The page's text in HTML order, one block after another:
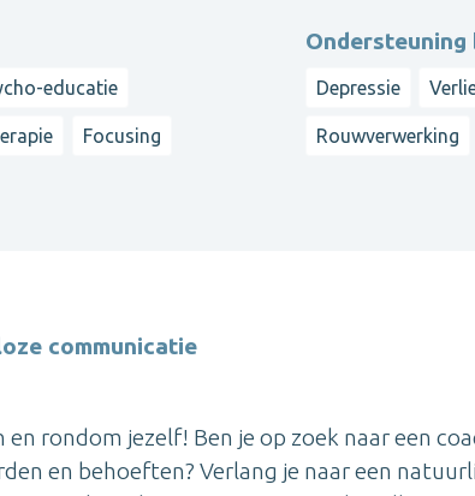
educatie
Focusing
Ondersteuning
Depressie
Rouwverwerking
communicatie
rondom jezelf! Ben je op zoek naar een
en behoeften? Verlang je naar een